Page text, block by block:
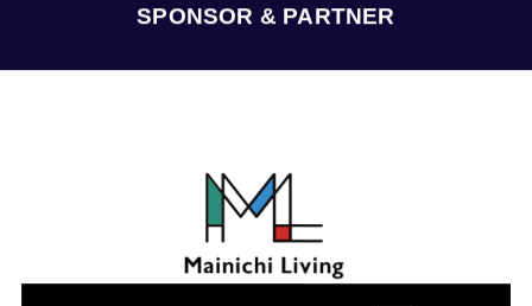
SPONSOR & PARTNER